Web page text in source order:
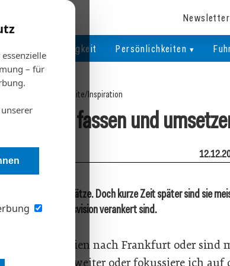
– für
Newsletter
Nachhaltigkeit Persönlichkeiten
Startseite/Inspiration
für 2023 fassen und
wir gerne gute Vorsätze. Doch kurze Zeit später sind sie
in einer Lebensvision verankert sind.
wegen von Wien nach Frankfurt oder sind
ich weiter oder fokussiere ich auf